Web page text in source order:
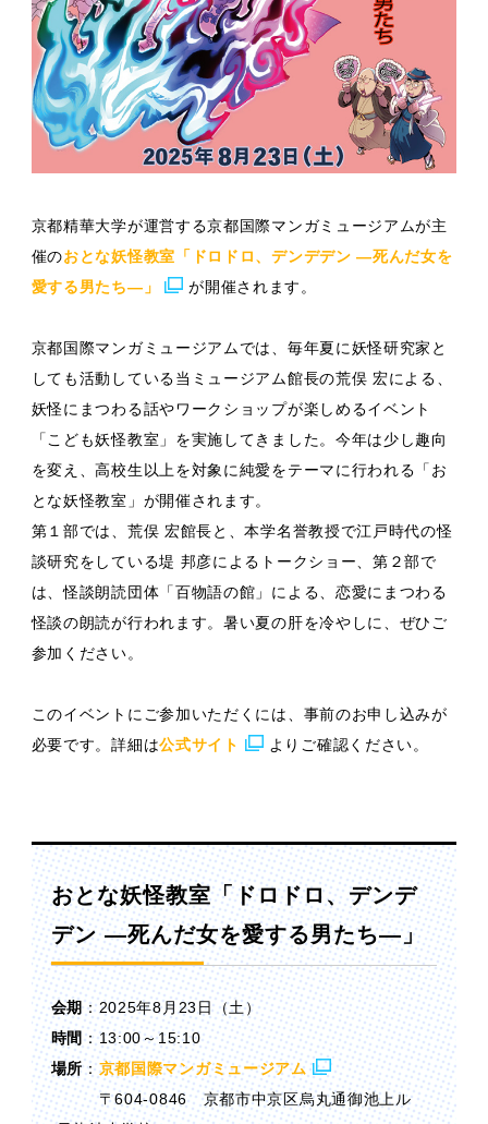
京都精華大学が運営する京都国際マンガミュージアムが主
催のおとな妖怪教室「ドロドロ、デンデデン —死んだ女を
愛する男たち—」
が開催されます。
京都国際マンガミュージアムでは、毎年夏に妖怪研究家と
しても活動している当ミュージアム館長の荒俣 宏による、
妖怪にまつわる話やワークショップが楽しめるイベント
「こども妖怪教室」を実施してきました。今年は少し趣向
を変え、高校生以上を対象に純愛をテーマに行われる「お
とな妖怪教室」が開催されます。
第１部では、荒俣 宏館長と、本学名誉教授で江戸時代の怪
談研究をしている堤 邦彦によるトークショー、第２部で
は、怪談朗読団体「百物語の館」による、恋愛にまつわる
怪談の朗読が行われます。暑い夏の肝を冷やしに、ぜひご
参加ください。
このイベントにご参加いただくには、事前のお申し込みが
必要です。詳細は公式サイト よりご確認ください。
おとな妖怪教室「ドロドロ、デンデ
デン —死んだ女を愛する男たち—」
会期：2025年8月23日（土）
時間 ：13:00～15:10
場所：京都国際マンガミュージアム
〒604-0846 京都市中京区烏丸通御池上ル